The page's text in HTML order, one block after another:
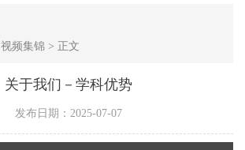
视频集锦 > 正文
关于我们－学科优势
发布日期：2025-07-07